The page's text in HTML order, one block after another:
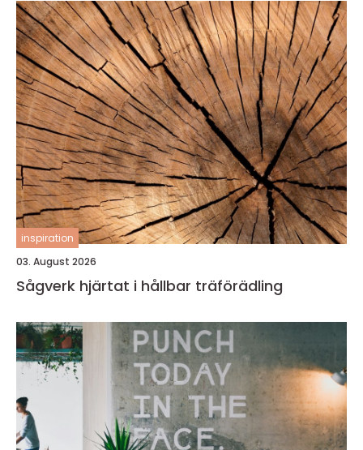
inspiration
03. August 2026
Sågverk hjärtat i hållbar träförädling